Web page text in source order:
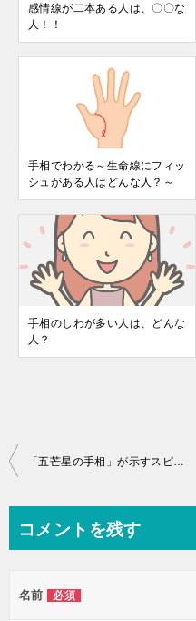
感情線が二本ある人は、〇〇な
人！！
手相でわかる～生命線にフィッ
シュがある人はどんな人？～
手相のしわが多い人は、どんな
人？
投
ビ
ー
コメントを残す
名前 必須